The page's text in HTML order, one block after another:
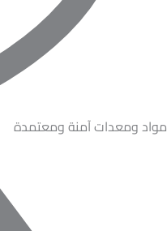
مواد ومعدات آمنة ومعتمدة